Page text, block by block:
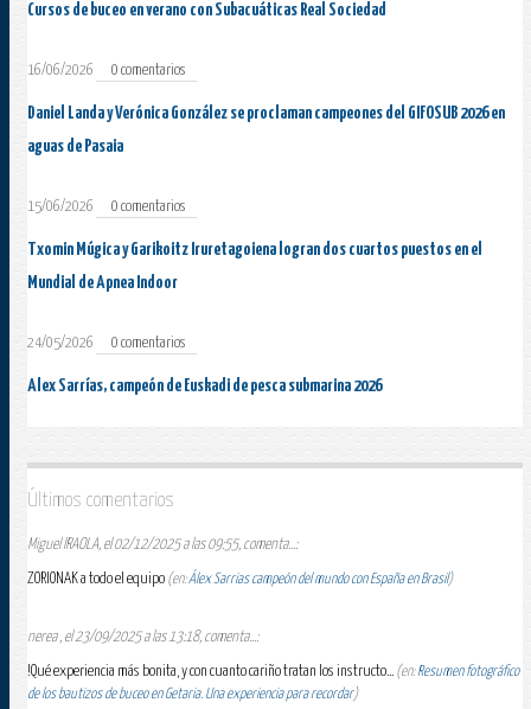
Cursos de buceo en verano con Subacuáticas Real Sociedad
16/06/2026 0 comentarios
Daniel Landa y Verónica González se proclaman campeones del GIFOSUB 2026 en
aguas de Pasaia
15/06/2026 0 comentarios
Txomin Múgica y Garikoitz Iruretagoiena logran dos cuartos puestos en el
Mundial de Apnea Indoor
24/05/2026 0 comentarios
Alex Sarrías, campeón de Euskadi de pesca submarina 2026
Últimos comentarios
Miguel IRAOLA, el 02/12/2025 a las 09:55, comenta...:
ZORIONAK a todo el equipo (en:Álex Sarrias campeón del mundo con España en Brasil)
nerea , el 23/09/2025 a las 13:18, comenta...:
!Qué experiencia más bonita, y con cuanto cariño tratan los instructo... (en:Resumen fotográfico
de los bautizos de buceo en Getaria. Una experiencia para recordar)